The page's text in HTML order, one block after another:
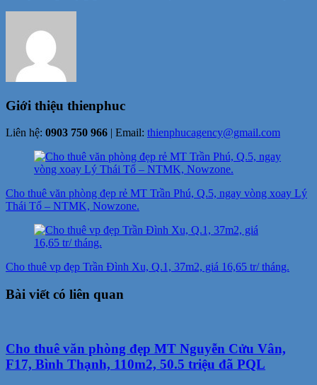
Giới thiệu thienphuc
Liên hệ: 0903 750 966 | Email: thienphucagency@gmail.com
Điều
hướng
bài
viết
Cho thuê văn phòng đẹp rẻ MT Trần Phú, Q.5, ngay vòng xoay Lý
Thái Tổ – NTMK, Nowzone.
Cho thuê vp đẹp Trần Đình Xu, Q.1, 37m2, giá 16,65 tr/ tháng.
Bài viết có liên quan
Cho thuê văn phòng đẹp MT Nguyễn Cửu Vân,
F17, Bình Thạnh, 110m2, 50.5 triệu đã PQL